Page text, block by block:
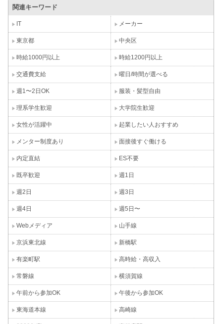
関連キーワード
IT メーカー
東京都 中央区
時給1000円以上 時給1200円以上
交通費支給 曜日/時間が選べる
週1〜2日OK 服装・髪型自由
理系学生歓迎 大学院生歓迎
女性が活躍中 起業したい人おすすめ
メンター制度あり 面接後すぐ働ける
内定直結 ES不要
既卒歓迎 週1日
週2日 週3日
週4日 週5日〜
Webメディア 山手線
京浜東北線 新橋駅
有楽町駅 高時給・高収入
常磐線 横須賀線
午前から参加OK 午後から参加OK
東海道本線 高崎線